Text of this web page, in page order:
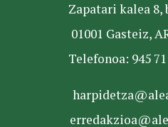
Zapatari kalea 8,
01001 Gasteiz,
Telefonoa: 945